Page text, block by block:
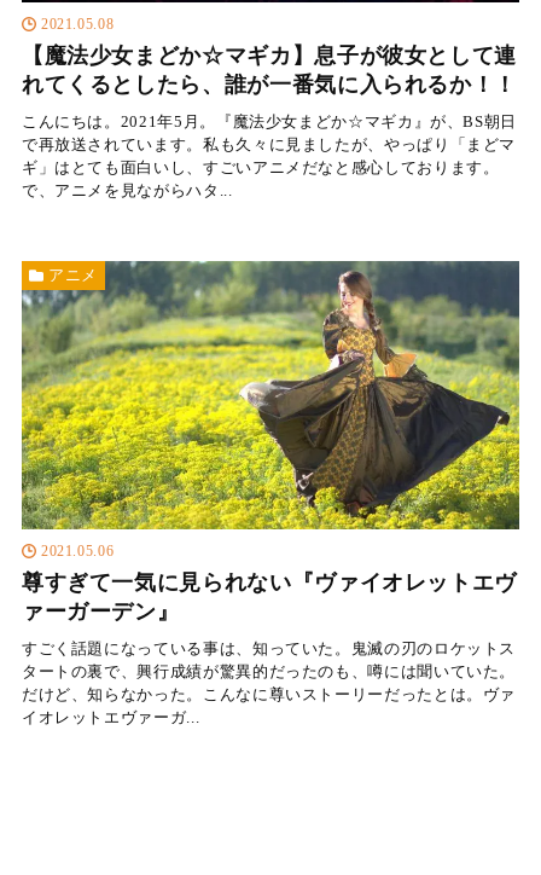
2021.05.08
【魔法少女まどか☆マギカ】息子が彼女として連
れてくるとしたら、誰が一番気に入られるか！！
こんにちは。2021年5月。『魔法少女まどか☆マギカ』が、BS朝日
で再放送されています。私も久々に見ましたが、やっぱり「まどマ
ギ」はとても面白いし、すごいアニメだなと感心しております。
で、アニメを見ながらハタ...
2021.05.06
尊すぎて一気に見られない『ヴァイオレットエヴ
ァーガーデン』
すごく話題になっている事は、知っていた。鬼滅の刃のロケットス
タートの裏で、興行成績が驚異的だったのも、噂には聞いていた。
だけど、知らなかった。こんなに尊いストーリーだったとは。ヴァ
イオレットエヴァーガ...
アニメ